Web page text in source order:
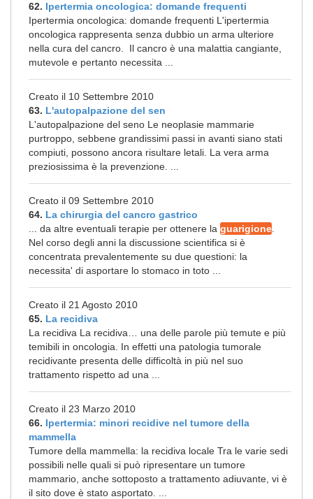
62. Ipertermia oncologica: domande frequenti
Ipertermia oncologica: domande frequenti L'ipertermia
oncologica rappresenta senza dubbio un arma ulteriore
nella cura del cancro. Il cancro è una malattia cangiante,
mutevole e pertanto necessita ...
Creato il 10 Settembre 2010
63. L'autopalpazione del sen
L'autopalpazione del seno Le neoplasie mammarie
purtroppo, sebbene grandissimi passi in avanti siano stati
compiuti, possono ancora risultare letali. La vera arma
preziosissima è la prevenzione. ...
Creato il 09 Settembre 2010
64. La chirurgia del cancro gastrico
... da altre eventuali terapie per ottenere la guarigione
Nel corso degli anni la discussione scientifica si è
concentrata prevalentemente su due questioni: la
necessita' di asportare lo stomaco in toto ...
Creato il 21 Agosto 2010
65. La recidiva
La recidiva La recidiva… una delle parole più temute e più
temibili in oncologia. In effetti una patologia tumorale
recidivante presenta delle difficoltà in più nel suo
trattamento rispetto ad una ...
Creato il 23 Marzo 2010
66. Ipertermia: minori recidive nel tumore della
mammella
Tumore della mammella: la recidiva locale Tra le varie sedi
possibili nelle quali si può ripresentare un tumore
mammario, anche sottoposto a trattamento adiuvante, vi è
il sito dove è stato asportato. ...